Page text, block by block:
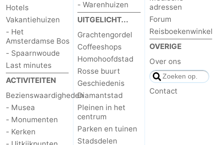
Hotels
Vakantiehuizen
- Het
Amsterdamse Bos
- Spaarnwoude
Last minutes
ACTIVITEITEN
Bezienswaardigheden
- Musea
- Monumenten
- Kerken
- Warenhuizen
UITGELICHT...
Grachtengordel
Coffeeshops
Homohoofdstad
Rosse buurt
Geschiedenis
Diamantstad
Pleinen in het
centrum
Parken en tuinen
Stadsdelen
adressen
Forum
Reisboekenwinkel
OVERIGE
Over ons
Contact